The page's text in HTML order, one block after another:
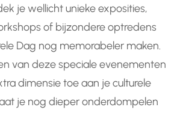
je wellicht unieke exposities,
of bijzondere optredens
Dag nog memorabeler maken.
van deze speciale evenementen
dimensie toe aan je culturele
je nog dieper onderdompelen